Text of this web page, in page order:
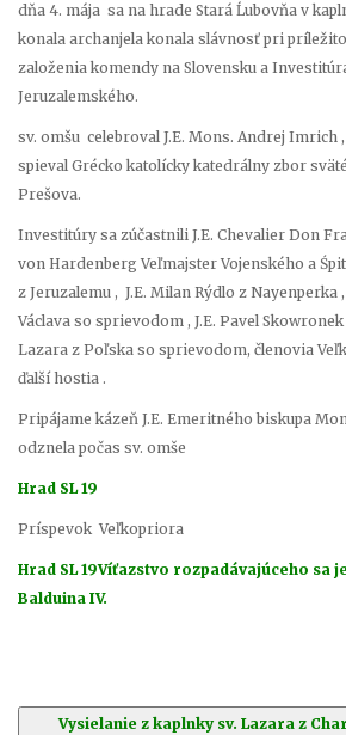
dňa 4. mája sa na hrade Stará Ĺubovňa v
konala archanjela konala slávnosť pri
založenia komendy na Slovensku a
Jeruzalemského.
sv. omšu celebroval J.E. Mons. Andrej Imrich
spieval Grécko katolícky katedrálny zbor
Prešova.
Investitúry sa zúčastnili J.E. Chevalier Don
von Hardenberg Veľmajster Vojenského a
z Jeruzalemu , J.E. Milan Rýdlo z Nayenperka
Václava so sprievodom , J.E. Pavel
Lazara z Poľska so sprievodom, členovia
ďalší hostia .
Pripájame kázeň J.E. Emeritného biskupa
odznela počas sv. omše
Hrad SL 19
Príspevok Veľkopriora
Hrad SL 19Víťazstvo rozpadávajúceho sa
Balduina IV.
Vysielanie z kaplnky sv. Lazara z